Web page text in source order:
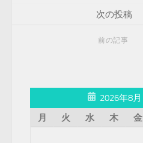
次の投稿
前の記事
2026年8月
月
火 水 木 金